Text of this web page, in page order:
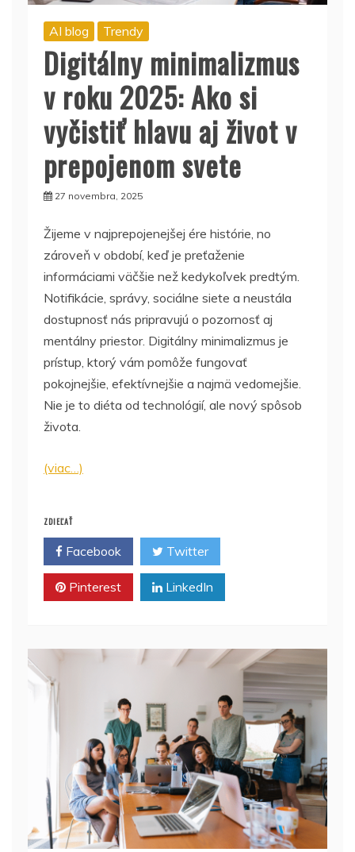
AI blog Trendy
Digitálny minimalizmus
v roku 2025: Ako si
vyčistiť hlavu aj život v
prepojenom svete
27 novembra, 2025
Žijeme v najprepojenejšej ére histórie, no
zároveň v období, keď je preťaženie
informáciami väčšie než kedykoľvek predtým.
Notifikácie, správy, sociálne siete a neustála
dostupnosť nás pripravujú o pozornosť aj
mentálny priestor. Digitálny minimalizmus je
prístup, ktorý vám pomôže fungovať
pokojnejšie, efektívnejšie a najmä vedomejšie.
Nie je to diéta od technológií, ale nový spôsob
života.
(viac…)
ZDIEĽAŤ
Facebook Twitter
Pinterest LinkedIn